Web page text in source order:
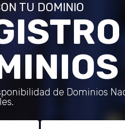
TU DOMINIO
de Dominios